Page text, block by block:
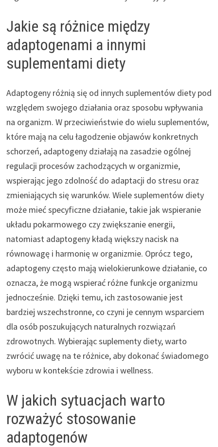
Jakie są różnice między
adaptogenami a innymi
suplementami diety
Adaptogeny różnią się od innych suplementów diety pod
względem swojego działania oraz sposobu wpływania
na organizm. W przeciwieństwie do wielu suplementów,
które mają na celu łagodzenie objawów konkretnych
schorzeń, adaptogeny działają na zasadzie ogólnej
regulacji procesów zachodzących w organizmie,
wspierając jego zdolność do adaptacji do stresu oraz
zmieniających się warunków. Wiele suplementów diety
może mieć specyficzne działanie, takie jak wspieranie
układu pokarmowego czy zwiększanie energii,
natomiast adaptogeny kładą większy nacisk na
równowagę i harmonię w organizmie. Oprócz tego,
adaptogeny często mają wielokierunkowe działanie, co
oznacza, że mogą wspierać różne funkcje organizmu
jednocześnie. Dzięki temu, ich zastosowanie jest
bardziej wszechstronne, co czyni je cennym wsparciem
dla osób poszukujących naturalnych rozwiązań
zdrowotnych. Wybierając suplementy diety, warto
zwrócić uwagę na te różnice, aby dokonać świadomego
wyboru w kontekście zdrowia i wellness.
W jakich sytuacjach warto
rozważyć stosowanie
adaptogenów